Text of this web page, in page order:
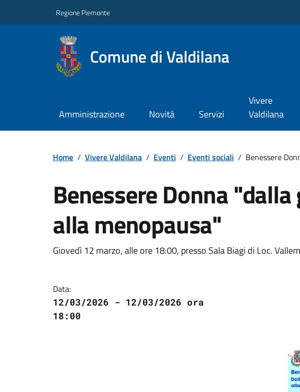
Regione Piemonte
Comune di Valdilana
Amministrazione Novità Servizi
Vivere
Valdilana
Home / Vivere Valdilana / Eventi / Eventi sociali / Benessere
Benessere Donna
alla menopausa"
Giovedì 12 marzo, alle ore 18:00, presso Sala Biagi di Loc.
Data:
12/03/2026 - 12/03/2026 ora
18:00